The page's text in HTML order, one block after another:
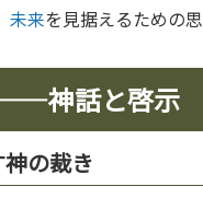
未来を見据えるための
——神話と啓示
の裁き